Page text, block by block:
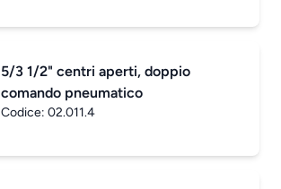
5/3 1/2" centri aperti, doppio
comando pneumatico
Codice: 02.011.4